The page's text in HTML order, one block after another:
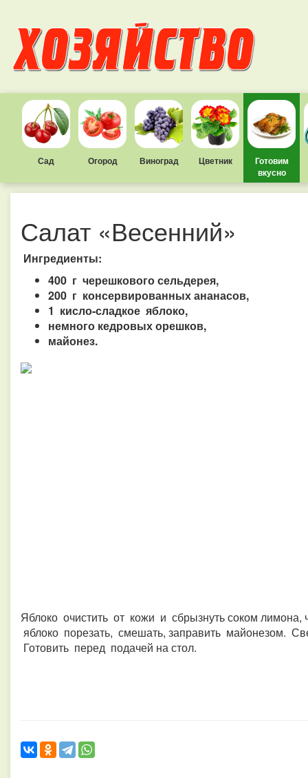
Сад Огород Виноград Цветник
Готовим
вкусно
Салат «Весенний»
Ингредиенты:
400 г черешкового сельдерея,
200 г консервированных ананасов,
1 кисло-сладкое яблоко,
немного кедровых орешков,
майонез.
Яблоко очистить от кожи и сбрызнуть соком
яблоко порезать, смешать, заправить майонезом.
Готовить перед подачей на стол.